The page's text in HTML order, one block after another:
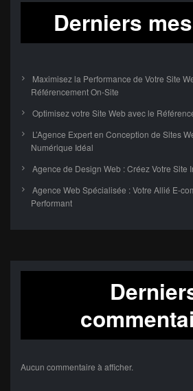
Derniers
Maximisez la Performance de Votre Site
Référencement On-Site
Optimisez votre Site Web avec le
L’Agence Expert en Conception de Sites
Numérique Idéal
Agence de Design Web : Créez Votre Site
Agence Web Spécialisée : Votre Allié E-
Performant
Aucun commentaire à afficher.